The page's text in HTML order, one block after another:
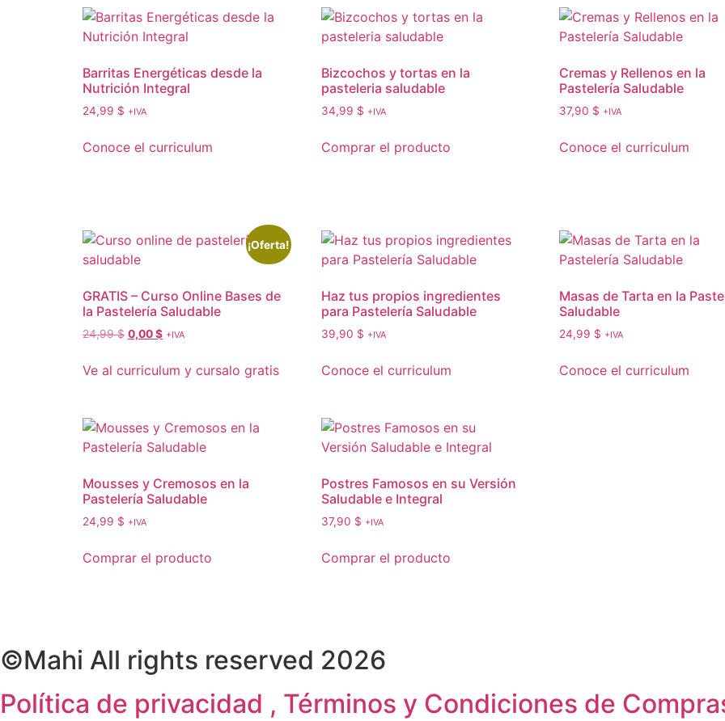
Barritas Energéticas desde la
Nutrición Integral
24,99 $ +IVA
Conoce el curriculum
Bizcochos y tortas en la
pasteleria saludable
34,99 $ +IVA
Comprar el producto
Cremas y Rellenos en la
Pastelería Saludable
37,90 $ +IVA
Conoce el curriculum
¡Oferta!
GRATIS – Curso Online Bases de
la Pastelería Saludable
24,99$ El
original
0,00$El
actual
+IVA
Ve al curriculum y cursalo gratis
Haz tus propios ingredientes
para Pastelería Saludable
39,90 $ +IVA
Conoce el curriculum
Masas de Tarta en la
Saludable
24,99 $ +IVA
Conoce el curriculum
Mousses y Cremosos en la
Pastelería Saludable
24,99 $ +IVA
Comprar el producto
Postres Famosos en su Versión
Saludable e Integral
37,90 $ +IVA
Comprar el producto
©Mahi All rights reserved 2026
Política de privacidad , Términos y Condiciones de